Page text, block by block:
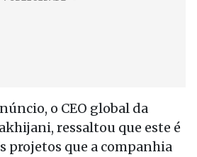
o CEO global da
ressaltou que este é
projetos que a companhia